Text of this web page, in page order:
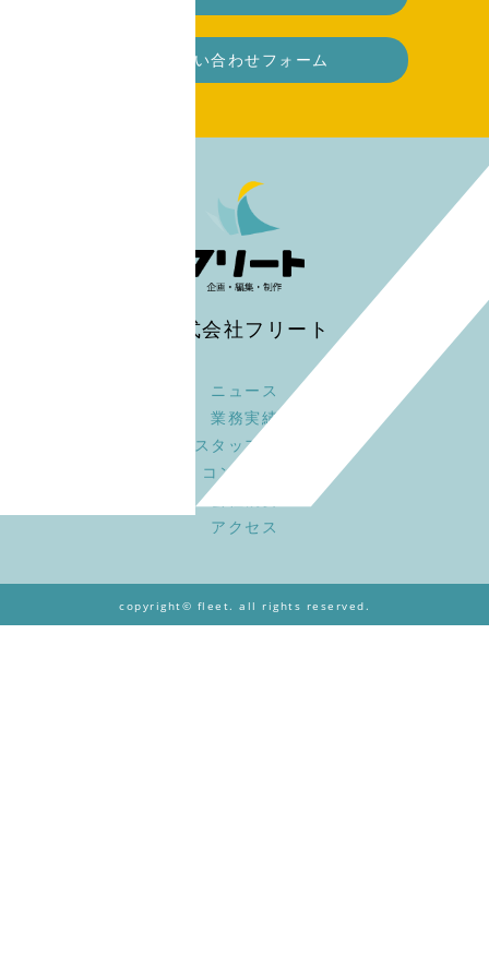
お問い合わせフォーム
株式会社フリート
ニュース
業務実績
スタッフ募集
コンセプト
アクセス
copyright© fleet. all rights reserved.